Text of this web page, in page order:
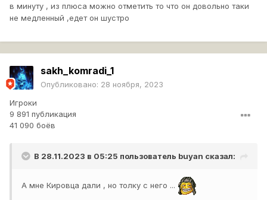
в минуту , из плюса можно отметить то что он довольно таки
не медленный ,едет он шустро
sakh_komradi_1
Опубликовано: 28 ноября, 2023
Игроки
9 891 публикация
41 090 боёв
В 28.11.2023 в 05:25 пользователь buyan сказал:
А мне Кировца дали , но толку с него ...